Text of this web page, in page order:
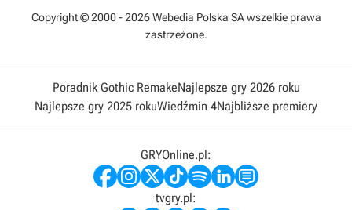
Copyright © 2000 - 2026 Webedia Polska SA wszelkie prawa
zastrzeżone.
Poradnik Gothic RemakeNajlepsze gry 2026 roku
Najlepsze gry 2025 rokuWiedźmin 4Najbliższe premiery
GRYOnline.pl:
tvgry.pl: